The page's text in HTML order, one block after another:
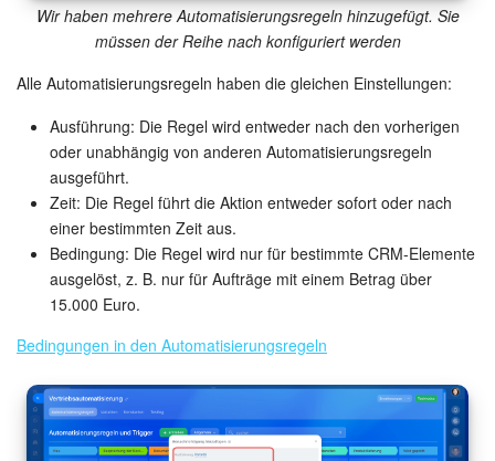
Wir haben mehrere Automatisierungsregeln hinzugefügt. Sie
müssen der Reihe nach konfiguriert werden
Alle Automatisierungsregeln haben die gleichen Einstellungen:
Ausführung: Die Regel wird entweder nach den vorherigen
oder unabhängig von anderen Automatisierungsregeln
ausgeführt.
Zeit: Die Regel führt die Aktion entweder sofort oder nach
einer bestimmten Zeit aus.
Bedingung: Die Regel wird nur für bestimmte CRM-Elemente
ausgelöst, z. B. nur für Aufträge mit einem Betrag über
15.000 Euro.
Bedingungen in den Automatisierungsregeln